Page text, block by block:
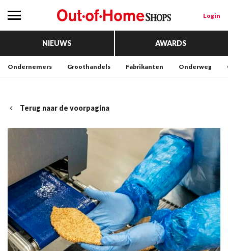
Login
NIEUWS AWARDS
Ondernemers Groothandels Fabrikanten Onderweg
Terug naar de voorpagina